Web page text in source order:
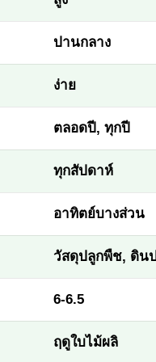
ปานกลาง
ง่าย
ตลอดปี, ทุกปี
ทุกสัปดาห์
อาทิตย์บางส่วน
วัสดุปลูกพืช, ดิน
6-6.5
ฤดูใบไม้ผลิ